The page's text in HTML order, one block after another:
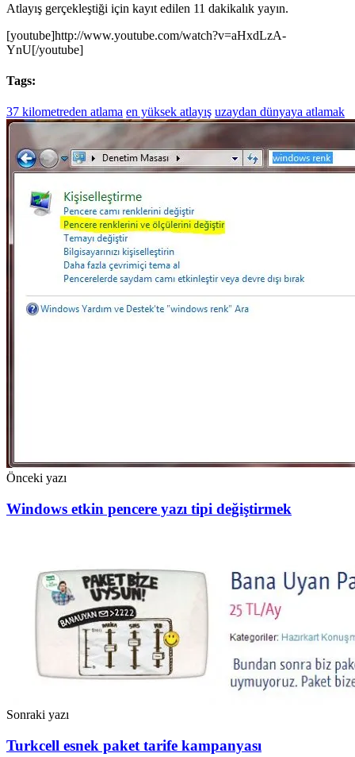
Atlayış gerçekleştiği için kayıt edilen 11 dakikalık yayın.
[youtube]http://www.youtube.com/watch?v=aHxdLzA-
YnU[/youtube]
Tags:
37 kilometreden atlama en yüksek atlayış uzaydan dünyaya atlamak
Önceki yazı
Windows etkin pencere yazı tipi değiştirmek
Sonraki yazı
Turkcell esnek paket tarife kampanyası